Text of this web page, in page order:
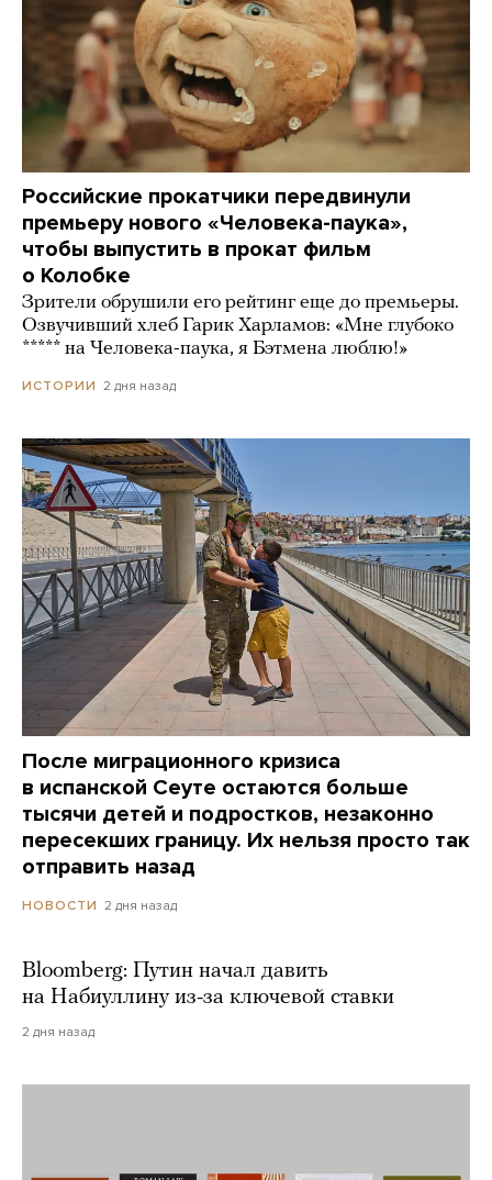
Российские прокатчики передвинули
премьеру нового «Человека-паука»,
чтобы выпустить в прокат фильм
о Колобке
Зрители обрушили его рейтинг еще до премьеры.
Озвучивший хлеб Гарик Харламов: «Мне глубоко
***** на Человека-паука, я Бэтмена люблю!»
ИСТОРИИ 2 дня назад
После миграционного кризиса
в испанской Сеуте остаются больше
тысячи детей и подростков, незаконно
пересекших границу. Их нельзя просто так
отправить назад
НОВОСТИ 2 дня назад
Bloomberg: Путин начал давить
на Набиуллину из-за ключевой ставки
2 дня назад